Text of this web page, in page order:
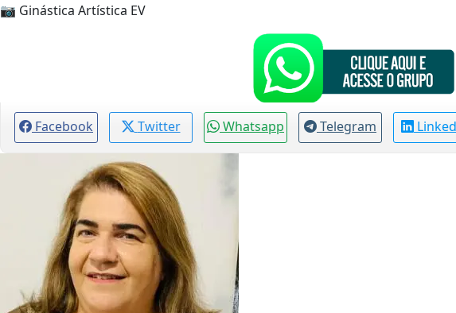
📷 Ginástica Artística EV
Facebook Twitter Whatsapp Telegram